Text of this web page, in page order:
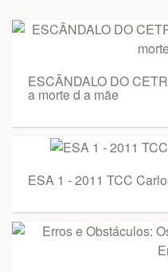
ESCÂNDALO DO
a morte d a mãe
ESA 1 - 2011 TCC